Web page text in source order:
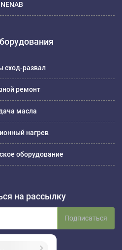
NENAB
сход-развал
ремонт
масла
нагрев
оборудование
на рассылку
Подписаться